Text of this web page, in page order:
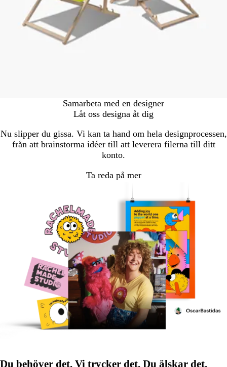
Samarbeta med en designer
Låt oss designa åt dig
Nu slipper du gissa. Vi kan ta hand om hela designprocessen,
från att brainstorma idéer till att leverera filerna till ditt
konto.
Ta reda på mer
Du behöver det. Vi trycker det. Du älskar det.